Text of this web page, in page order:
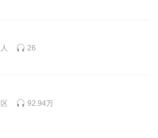
的突发的敷衍敷衍他的
26
92.94万